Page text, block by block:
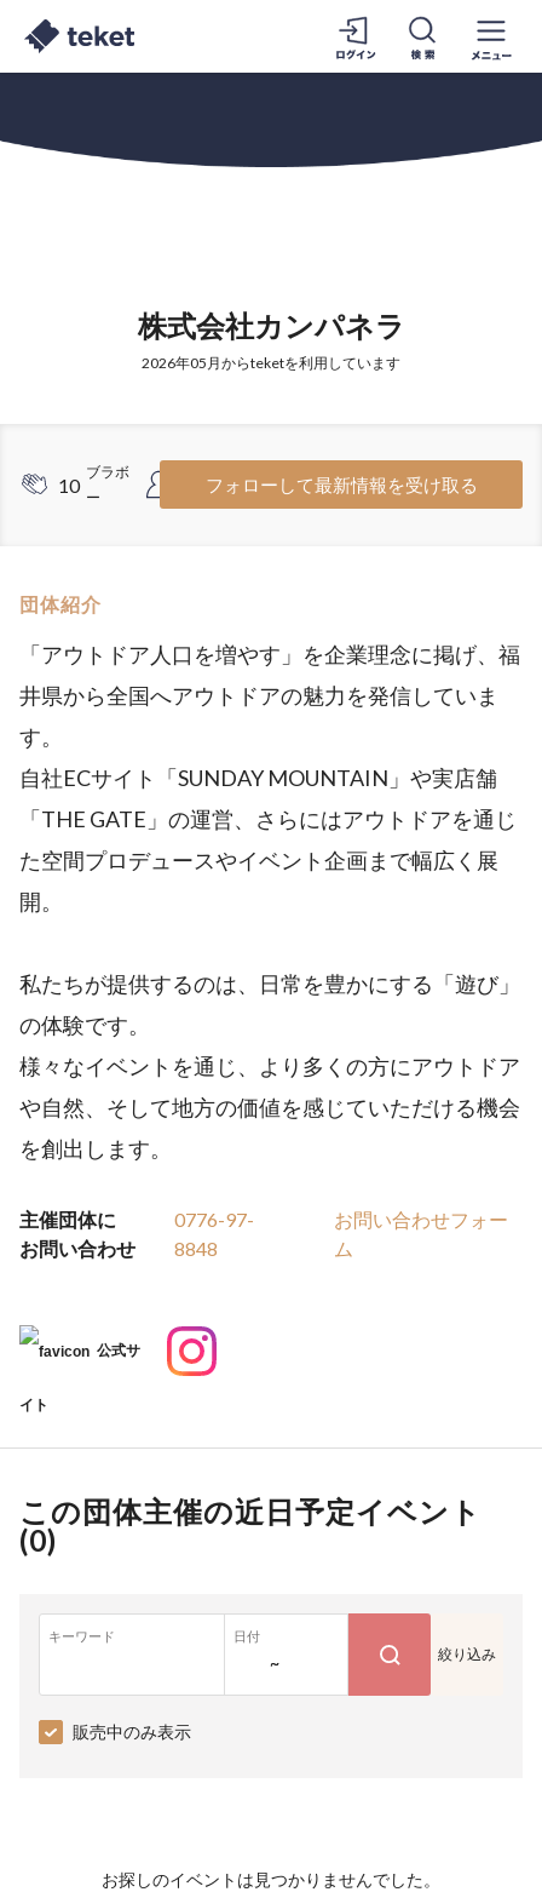
株式会社カンパネラ
2026年05月からteketを利用しています
10
ブラボ
ー
ー
フォローして最新情報を受け取る
団体紹介
「アウトドア人口を増やす」を企業理念に掲げ、福
井県から全国へアウトドアの魅力を発信していま
す。
自社ECサイト「SUNDAY MOUNTAIN」や実店舗
「THE GATE」の運営、さらにはアウトドアを通じ
た空間プロデュースやイベント企画まで幅広く展
開。
私たちが提供するのは、日常を豊かにする「遊び」
の体験です。
様々なイベントを通じ、より多くの方にアウトドア
や自然、そして地方の価値を感じていただける機会
を創出します。
主催団体に
お問い合わせ
0776-97-
8848
お問い合わせフォー
ム
公式サ
イト
この団体主催の近日予定イベント
(0)
キーワード 日付
~ 絞り込み
販売中のみ表示
お探しのイベントは見つかりませんでした。